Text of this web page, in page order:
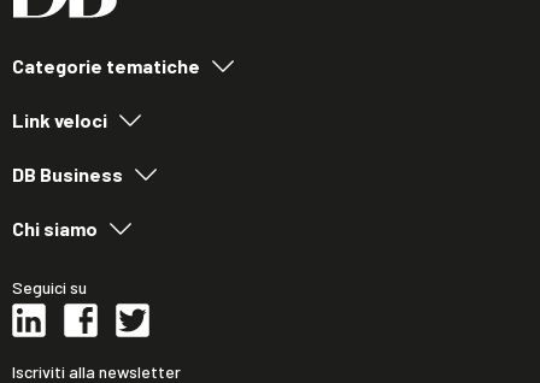
Categorie tematiche
Link veloci
DB Business
Chi siamo
Seguici su
Iscriviti alla newsletter